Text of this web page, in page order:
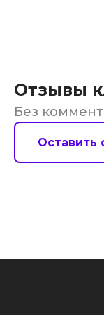
Отзывы
Без
Оставить